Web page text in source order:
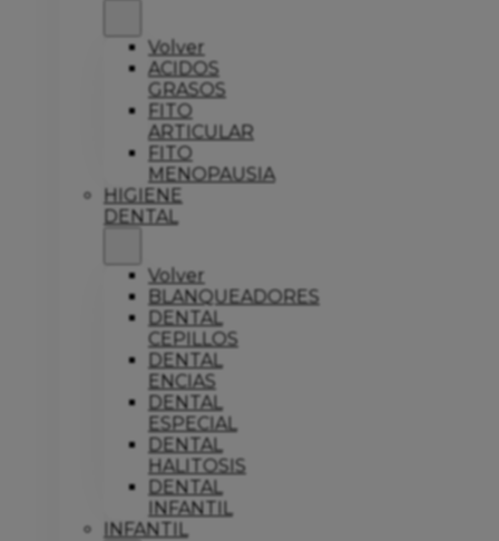
Volver
ACIDOS
GRASOS
FITO
ARTICULAR
FITO
MENOPAUSIA
HIGIENE
DENTAL
Volver
BLANQUEADORES
DENTAL
CEPILLOS
DENTAL
ENCIAS
DENTAL
ESPECIAL
DENTAL
HALITOSIS
DENTAL
INFANTIL
INFANTIL